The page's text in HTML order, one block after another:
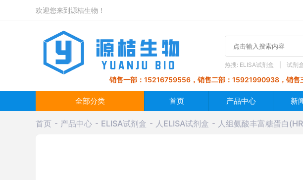
欢迎您来到源桔生物！
热搜: ELISA试剂盒 试剂
销售一部：15216759556，销售二部：15921990938，销
全部分类 首页 产品中心 新
首页 产品中心 ELISA试剂盒 人ELISA试剂盒 人组氨酸丰富糖蛋白